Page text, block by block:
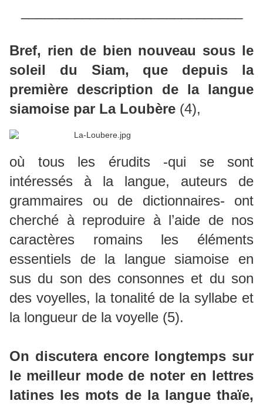
Bref, rien de bien nouveau sous le
soleil du Siam, que depuis la
première description de la langue
siamoise par La Loubère (4),
où tous les érudits -qui se sont
intéressés à la langue, auteurs de
grammaires ou de dictionnaires- ont
cherché à reproduire à l’aide de nos
caractères romains les éléments
essentiels de la langue siamoise en
sus du son des consonnes et du son
des voyelles, la tonalité de la syllabe et
la longueur de la voyelle (5).
On discutera encore longtemps sur
le meilleur mode de noter en lettres
latines les mots de la langue thaïe,